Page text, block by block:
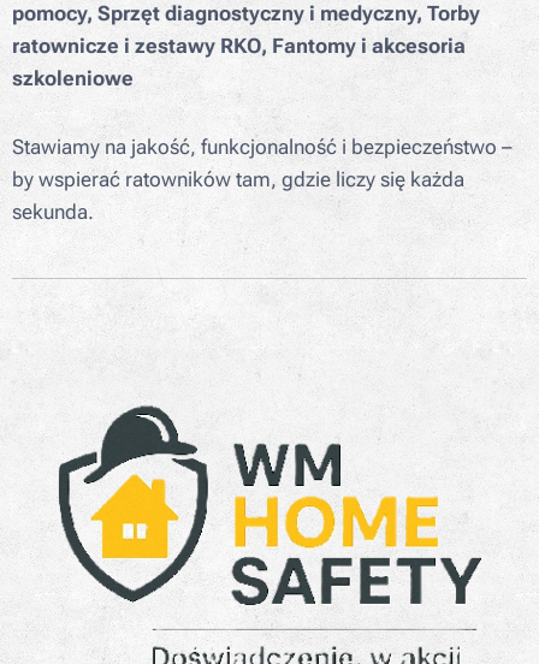
pomocy, Sprzęt diagnostyczny i medyczny, Torby
ratownicze i zestawy RKO, Fantomy i akcesoria
szkoleniowe
Stawiamy na jakość, funkcjonalność i bezpieczeństwo –
by wspierać ratowników tam, gdzie liczy się każda
sekunda.